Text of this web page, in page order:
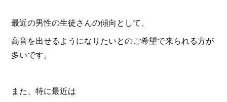
最近の男性の生徒さんの傾向として、
高音を出せるようになりたいとのご希望で来られる方が
多いです。
また、特に最近は